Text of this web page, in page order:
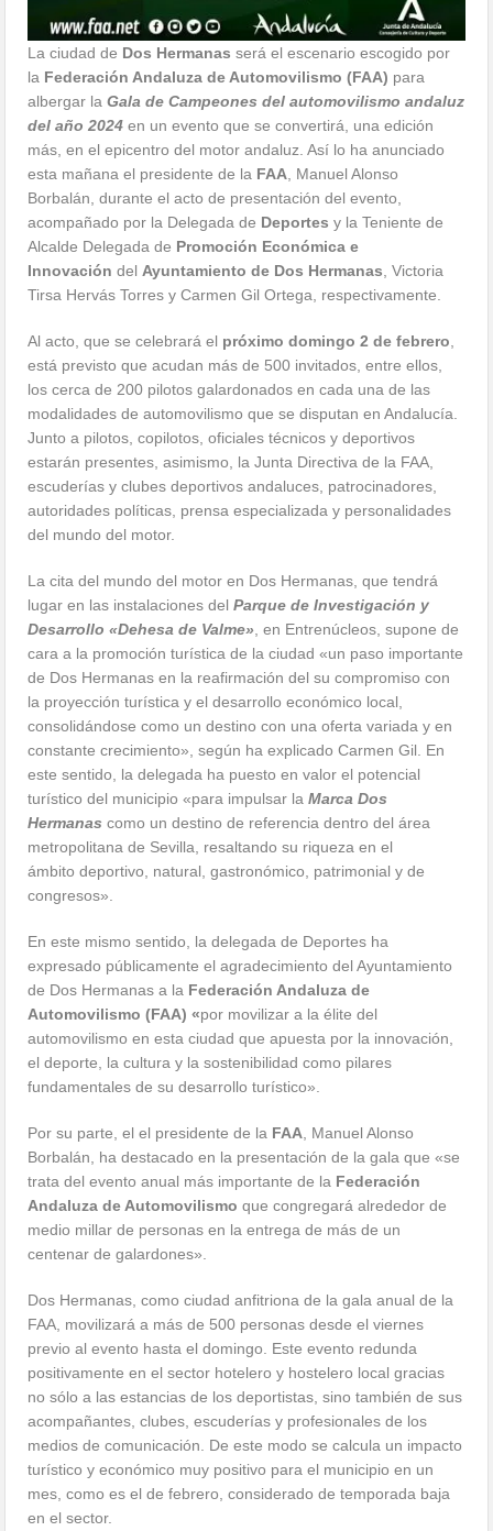
La ciudad de Dos Hermanas será el escenario escogido por
la Federación Andaluza de Automovilismo (FAA) para
albergar laGala de Campeones del automovilismo andaluz
del año 2024 en un evento que se convertirá, una edición
más, en el epicentro del motor andaluz. Así lo ha anunciado
esta mañana el presidente de la FAA, Manuel Alonso
Borbalán, durante el acto de presentación del evento,
acompañado por la Delegada de Deportes y la Teniente de
Alcalde Delegada de Promoción Económica e
Innovación delAyuntamiento de Dos Hermanas, Victoria
Tirsa Hervás Torres y Carmen Gil Ortega, respectivamente.
Al acto, que se celebrará el próximo domingo 2 de febrero,
está previsto que acudan más de 500 invitados, entre ellos,
los cerca de 200 pilotos galardonados en cada una de las
modalidades de automovilismo que se disputan en Andalucía.
Junto a pilotos, copilotos, oficiales técnicos y deportivos
estarán presentes, asimismo, la Junta Directiva de la FAA,
escuderías y clubes deportivos andaluces, patrocinadores,
autoridades políticas, prensa especializada y personalidades
del mundo del motor.
La cita del mundo del motor en Dos Hermanas, que tendrá
lugar en las instalaciones delParque de Investigación y
Desarrollo «Dehesa de Valme», en Entrenúcleos, supone de
cara a la promoción turística de la ciudad «un paso importante
de Dos Hermanas en la reafirmación del su compromiso con
la proyección turística y el desarrollo económico local,
consolidándose como un destino con una oferta variada y en
constante crecimiento», según ha explicado Carmen Gil. En
este sentido, la delegada ha puesto en valor el potencial
turístico del municipio «para impulsar laMarca Dos
Hermanas como un destino de referencia dentro del área
metropolitana de Sevilla, resaltando su riqueza en el
ámbito deportivo, natural, gastronómico, patrimonial y de
congresos».
En este mismo sentido, la delegada de Deportes ha
expresado públicamente el agradecimiento del Ayuntamiento
de Dos Hermanas a la Federación Andaluza de
Automovilismo (FAA) «por movilizar a la élite del
automovilismo en esta ciudad que apuesta por la innovación,
el deporte, la cultura y la sostenibilidad como pilares
fundamentales de su desarrollo turístico».
Por su parte, el el presidente de la FAA, Manuel Alonso
Borbalán, ha destacado en la presentación de la gala que «se
trata del evento anual más importante de la Federación
Andaluza de Automovilismoque congregará alrededor de
medio millar de personas en la entrega de más de un
centenar de galardones».
Dos Hermanas, como ciudad anfitriona de la gala anual de la
FAA, movilizará a más de 500 personas desde el viernes
previo al evento hasta el domingo. Este evento redunda
positivamente en el sector hotelero y hostelero local gracias
no sólo a las estancias de los deportistas, sino también de sus
acompañantes, clubes, escuderías y profesionales de los
medios de comunicación. De este modo se calcula un impacto
turístico y económico muy positivo para el municipio en un
mes, como es el de febrero, considerado de temporada baja
en el sector.